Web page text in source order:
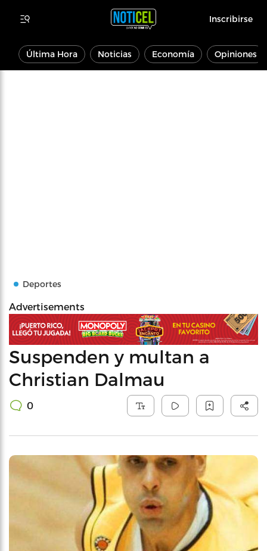
Inscribirse
Última Hora Noticias Economía Opiniones
Deportes
Advertisements
Suspenden y multan a
Christian Dalmau
0